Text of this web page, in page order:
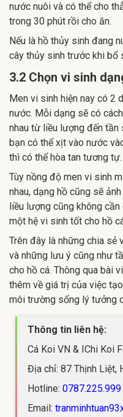
nước nuôi và có thể cho
trong 30 phút rồi cho ăn.
Nếu là hồ thủy sinh đang
cây thủy sinh trước khi bổ
3.2 Chọn vi sinh
Men vi sinh hiện nay có 2
nước. Mỗi dạng sẽ có
nhau từ liều lượng đến
bạn có thể xịt vào nước
thì có thể hòa tan tương tự.
Tùy nồng độ men vi sinh
nhau, dạng hồ cũng sẽ
liều lượng cũng không
một hệ vi sinh tốt cho hồ
Trên đây là những chia sẻ
và những lưu ý cũng như
cho hồ cá. Thông qua bài
thêm về giá trị của việc
môi trường sống lý tưởng
Thông tin liên hệ:
Cá Koi VN & IChi Koi
Địa chỉ: 87 Thịnh Liệt,
Hotline: 0787.225.999
Email: